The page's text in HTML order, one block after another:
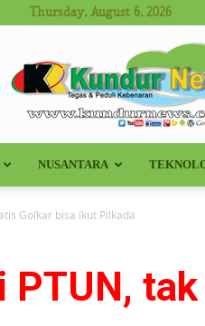
Thursday, August 6, 2026
Kundur
News
NUSANTARA
Golkar bisa ikut Pilkada
PTUN,